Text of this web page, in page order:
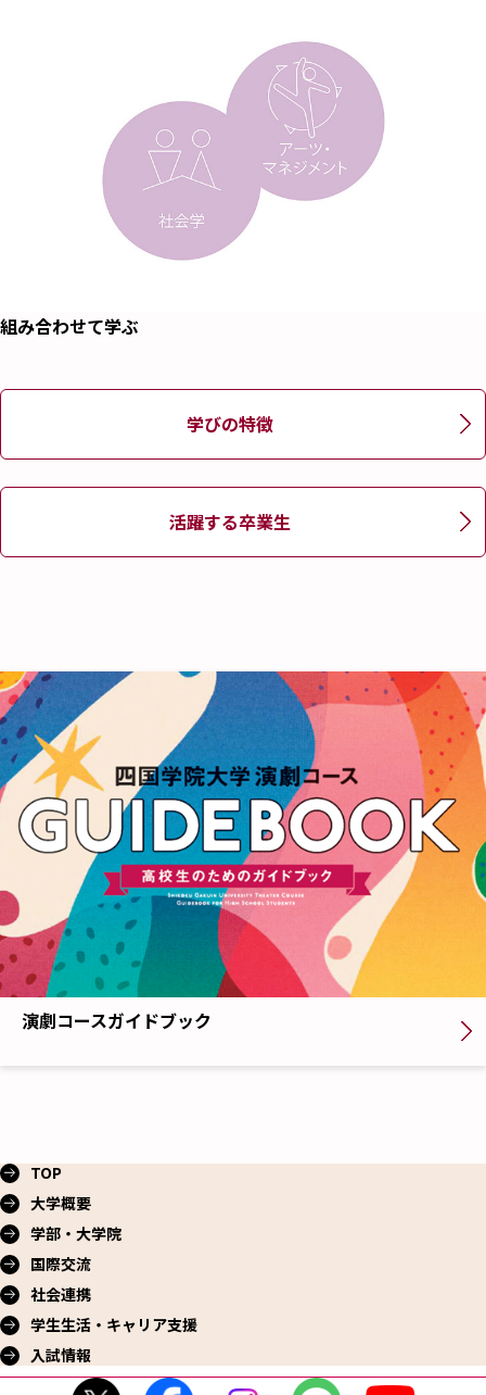
組み合わせて学ぶ
学びの特徴
活躍する卒業生
演劇コースガイドブック
TOP
大学概要
学部・大学院
国際交流
社会連携
学生生活・ キャリア支援
入試情報